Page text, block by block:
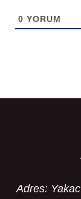
0 YORUM
Adres: